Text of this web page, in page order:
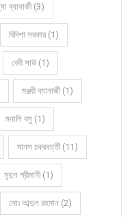
ব্যানার্জী (3)
বিদিশা সরকার (1)
বেবী সাউ (1)
মঞ্জরী ব্যানার্জী (1)
মনালি বসু (1)
মানস চক্রবর্ত্তী (11)
মৃদুল শ্রীমানী (1)
মোঃ আব্দুল রহমান (2)